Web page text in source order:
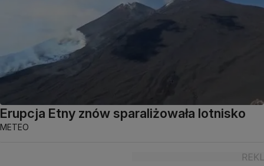
Erupcja Etny znów sparaliżowała lotnisko
METEO